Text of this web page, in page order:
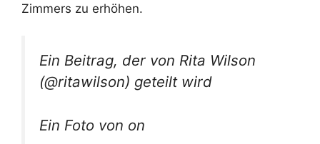
Zimmers zu erhöhen.
Ein Beitrag, der von Rita Wilson
(@ritawilson) geteilt wird
Ein Foto von on